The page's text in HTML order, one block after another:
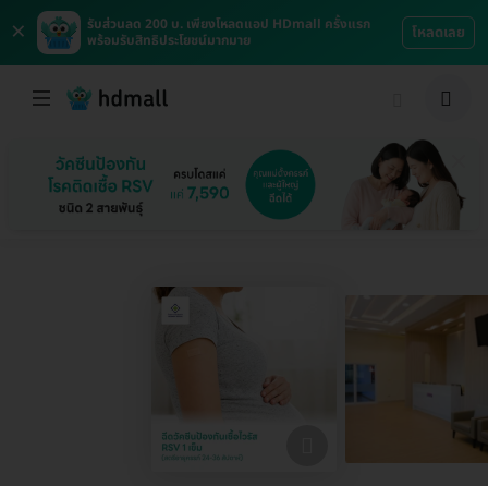
×
รับส่วนลด 200 บ. เพียงโหลดแอป HDmall ครั้งแรก
พร้อมรับสิทธิประโยชน์มากมาย
โหลดเลย